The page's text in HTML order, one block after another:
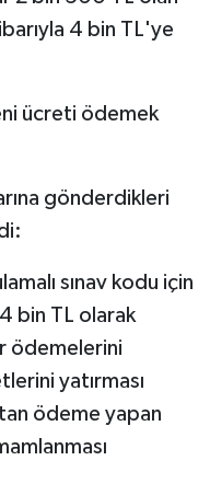
4 bin TL'ye
ücreti ödemek
gönderdikleri
sınav kodu için
bin TL olarak
ödemelerini
yatırması
ödeme yapan